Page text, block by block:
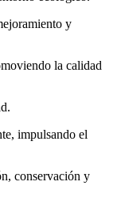
y
la calidad
impulsando el
conservación y